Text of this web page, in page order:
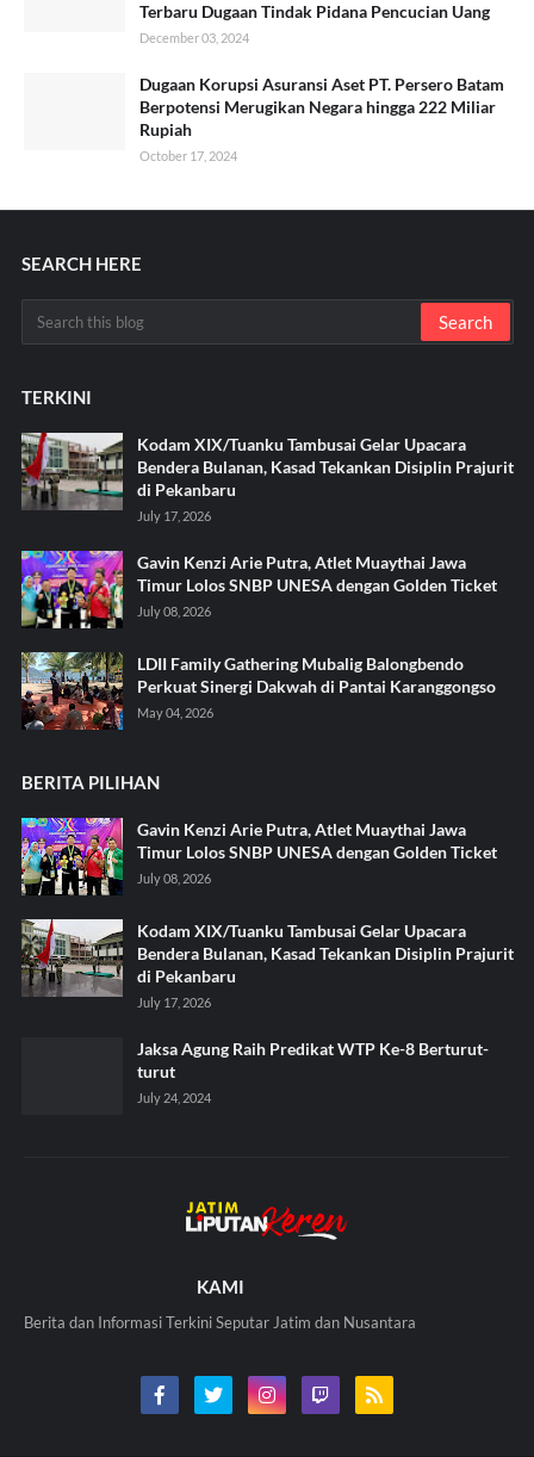
Terbaru Dugaan Tindak Pidana Pencucian Uang
December 03, 2024
Dugaan Korupsi Asuransi Aset PT. Persero Batam
Berpotensi Merugikan Negara hingga 222 Miliar
Rupiah
October 17, 2024
SEARCH HERE
TERKINI
Kodam XIX/Tuanku Tambusai Gelar Upacara
Bendera Bulanan, Kasad Tekankan Disiplin Prajurit
di Pekanbaru
July 17, 2026
Gavin Kenzi Arie Putra, Atlet Muaythai Jawa
Timur Lolos SNBP UNESA dengan Golden Ticket
July 08, 2026
LDII Family Gathering Mubalig Balongbendo
Perkuat Sinergi Dakwah di Pantai Karanggongso
May 04, 2026
BERITA PILIHAN
Gavin Kenzi Arie Putra, Atlet Muaythai Jawa
Timur Lolos SNBP UNESA dengan Golden Ticket
July 08, 2026
Kodam XIX/Tuanku Tambusai Gelar Upacara
Bendera Bulanan, Kasad Tekankan Disiplin Prajurit
di Pekanbaru
July 17, 2026
Jaksa Agung Raih Predikat WTP Ke-8 Berturut-
turut
July 24, 2024
KAMI
Berita dan Informasi Terkini Seputar Jatim dan Nusantara